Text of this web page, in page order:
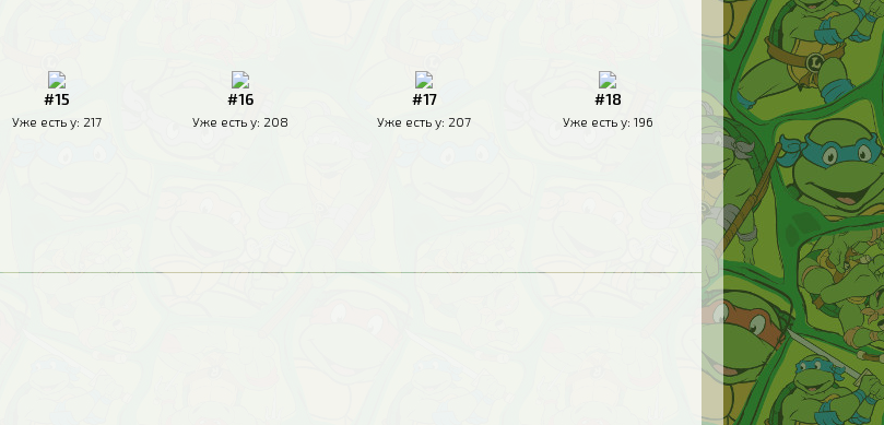
#15
Уже есть у: 217
#16
Уже есть у: 208
#17
Уже есть у: 207
#18
Уже есть у: 196